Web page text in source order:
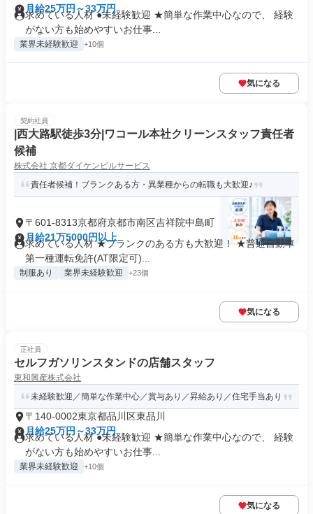
月給25万円～33万円
求めている人材 ●未経験歓迎 ★簡単な作業中心なので、 経験
がない方も始めやすいお仕事...
業界未経験歓迎 +10個
気になる
契約社員
|西大路駅徒歩3分|ワコール本社クリーンスタッフ責任者
候補
株式会社 京都ダイケンビルサービス
責任者候補！ブランクある方・異業種からの転職も大歓迎♪
〒601-8313京都府京都市南区吉祥院中島町
月給21万5000円以上
求めている人材 ★ブランクのある方も大歓迎！ ★普通自動車
第一種運転免許(AT限定可)...
制服あり 業界未経験歓迎 +23個
気になる
正社員
セルフガソリンスタンドの店舗スタッフ
東和興産株式会社
未経験歓迎／簡単な作業中心／賞与あり／昇給あり／住宅手当あり
〒140-0002東京都品川区東品川
月給25万円～33万円
求めている人材 ●未経験歓迎 ★簡単な作業中心なので、 経験
がない方も始めやすいお仕事...
業界未経験歓迎 +10個
気になる